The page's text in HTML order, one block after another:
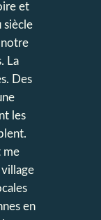
et
siècle
La
Des
les
me
en